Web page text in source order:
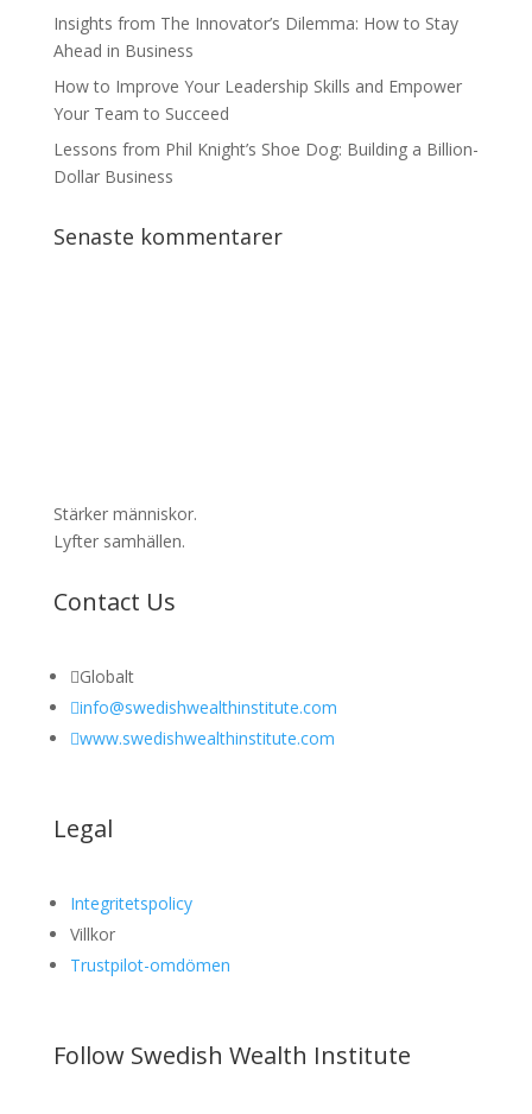
Insights from The Innovator’s Dilemma: How to Stay
Ahead in Business
How to Improve Your Leadership Skills and Empower
Your Team to Succeed
Lessons from Phil Knight’s Shoe Dog: Building a Billion-
Dollar Business
Senaste kommentarer
Stärker människor.
Lyfter samhällen.
Contact Us
Globalt
info@swedishwealthinstitute.com
www.swedishwealthinstitute.com
Legal
Integritetspolicy
Villkor
Trustpilot-omdömen
Follow Swedish Wealth Institute